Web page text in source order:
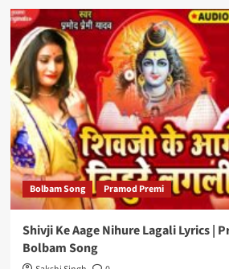
Bolbam Song Pramod Premi
Shivji Ke Aage Nihure Lagali Lyrics |
Bolbam Song